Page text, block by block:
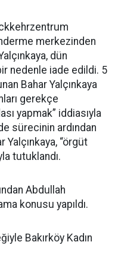
merkezinden
dün
nedenle iade edildi. 5
Bahar Yalçınkaya
gerekçe
yapmak” iddiasıyla
sürecinin ardından
Yalçınkaya, “örgüt
tutuklandı.
Abdullah
konusu yapıldı.
Bakırköy Kadın